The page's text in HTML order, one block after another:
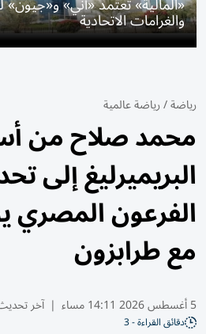
والغرامات الاتحادية
رياضة/رياضة عالمية
محمد صلاح من
البريميرليغ إلى
الفرعون المصري
مع طرابزون
5 أغسطس 2026 14:11 مساء | آخر
دقائق القراءة - 3